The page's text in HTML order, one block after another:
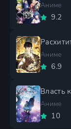
Аниме
9.2
Аниме
6.9
Власть
Аниме
10